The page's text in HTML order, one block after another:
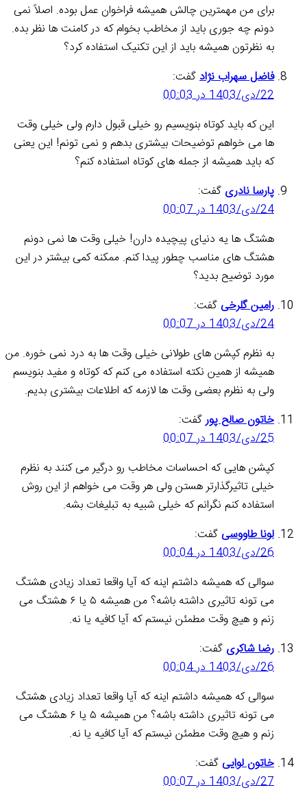
برای من مهمترین چالش همیشه فراخوان عمل بوده. اصلاً نمی
دونم چه جوری باید از مخاطب بخوام که در کامنت ها نظر بده.
به نظرتون همیشه باید از این تکنیک استفاده کرد؟
فاضل سهراب نژادگفت:
22/دی/1403 در 00:03
این که باید کوتاه بنویسیم رو خیلی قبول دارم ولی خیلی وقت
ها می خواهم توضیحات بیشتری بدهم و نمی تونم! این یعنی
که باید همیشه از جمله های کوتاه استفاده کنم؟
پارسا نادری گفت:
24/دی/1403 در 00:07
هشتگ ها یه دنیای پیچیده دارن! خیلی وقت ها نمی دونم
هشتگ های مناسب چطور پیدا کنم. ممکنه کمی بیشتر در این
مورد توضیح بدید؟
رامین گلرخیگفت:
24/دی/1403 در 00:07
به نظرم کپشن های طولانی خیلی وقت ها به درد نمی خوره. من
همیشه از همین نکته استفاده می کنم که کوتاه و مفید بنویسم
ولی به نظرم بعضی وقت ها لازمه که اطلاعات بیشتری بدیم.
خاتون صالح پورگفت:
25/دی/1403 در 00:07
کپشن هایی که احساسات مخاطب رو درگیر می کنند به نظرم
خیلی تاثیرگذارتر هستن ولی هر وقت می خواهم از این روش
استفاده کنم نگرانم که خیلی شبیه به تبلیغات بشه.
لونا طاووسیگفت:
26/دی/1403 در 00:04
سوالی که همیشه داشتم اینه که آیا واقعا تعداد زیادی هشتگ
می تونه تاثیری داشته باشه؟ من همیشه ۵ یا ۶ هشتگ می
زنم و هیچ وقت مطمئن نیستم که آیا کافیه یا نه.
رضا شاکری گفت:
26/دی/1403 در 00:04
سوالی که همیشه داشتم اینه که آیا واقعا تعداد زیادی هشتگ
می تونه تاثیری داشته باشه؟ من همیشه ۵ یا ۶ هشتگ می
زنم و هیچ وقت مطمئن نیستم که آیا کافیه یا نه.
خاتون لواییگفت:
27/دی/1403 در 00:07